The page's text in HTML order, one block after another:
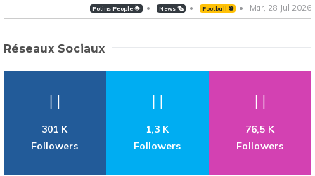
Potins People 🌟 News 🗞️ Football ⚽️ Mar, 28 Jul 2026
Réseaux Sociaux
301 K
Followers
1,3 K
Followers
76,5 K
Followers